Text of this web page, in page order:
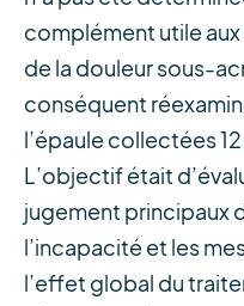
complément utile aux
de la douleur sous-
conséquent
l’épaule collectées
L’objectif était
jugement principaux
l’incapacité et les
l’effet global du